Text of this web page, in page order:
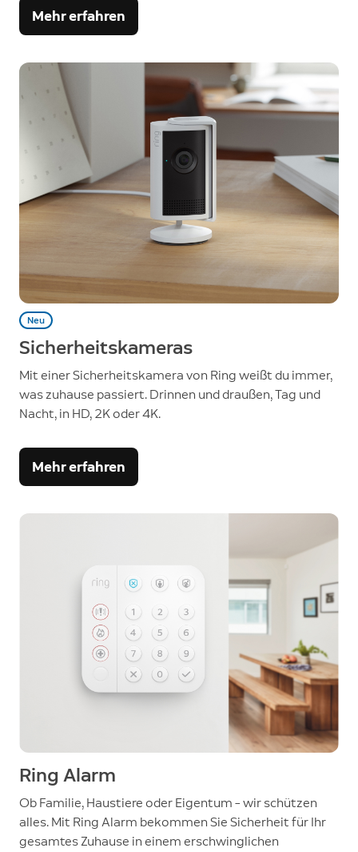
Mehr erfahren
Neu
Sicherheitskameras
Mit einer Sicherheitskamera von Ring weißt du immer,
was zuhause passiert. Drinnen und draußen, Tag und
Nacht, in HD, 2K oder 4K.
Mehr erfahren
Ring Alarm
Ob Familie, Haustiere oder Eigentum – wir schützen
alles. Mit Ring Alarm bekommen Sie Sicherheit für Ihr
gesamtes Zuhause in einem erschwinglichen